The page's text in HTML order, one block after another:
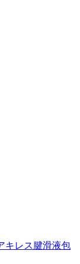
キレス腱滑液包